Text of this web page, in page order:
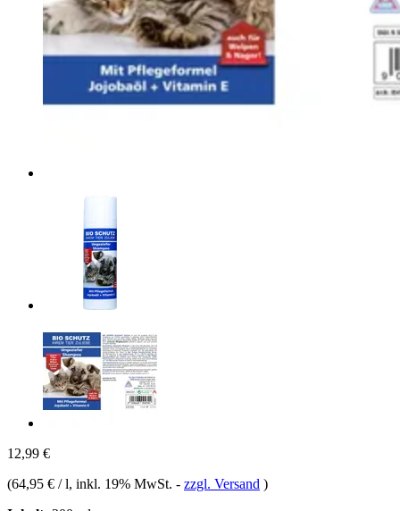
12,99 €
(64,95 € / l, inkl. 19% MwSt. - zzgl. Versand )